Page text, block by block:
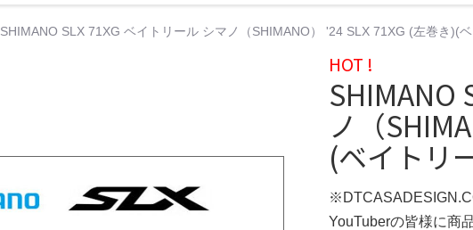
SHIMANO SLX 71XG ベイトリール シマノ（SHIMANO） '24 SLX 71XG (左巻き)(
HOT !
SHIMANO
ノ（
(ベイトリ
YouTuberの皆様に商